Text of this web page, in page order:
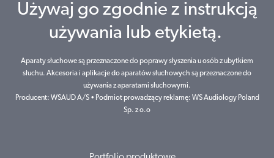
Używaj go zgodnie z instrukcją
używania lub etykietą.
Aparaty słuchowe są przeznaczone do poprawy słyszenia u osób z ubytkiem
słuchu. Akcesoria i aplikacje do aparatów słuchowych są przeznaczone do
używania z aparatami słuchowymi.
Producent: WSAUD A/S • Podmiot prowadzący reklamę: WS Audiology Poland
Sp. z o.o